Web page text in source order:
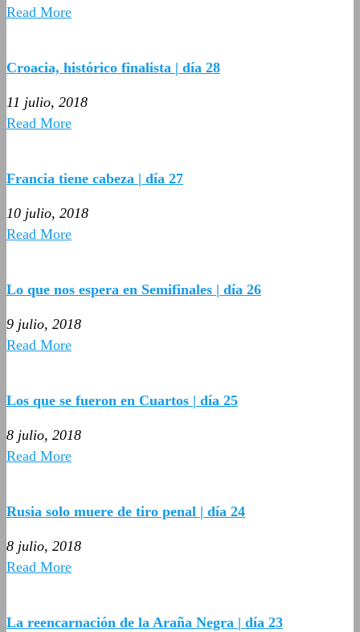
Read More
Croacia, histórico finalista | día 28
11 julio, 2018
Read More
Francia tiene cabeza | día 27
10 julio, 2018
Read More
Lo que nos espera en Semifinales | día 26
9 julio, 2018
Read More
Los que se fueron en Cuartos | día 25
8 julio, 2018
Read More
Rusia solo muere de tiro penal | día 24
8 julio, 2018
Read More
La reencarnación de la Araña Negra | día 23